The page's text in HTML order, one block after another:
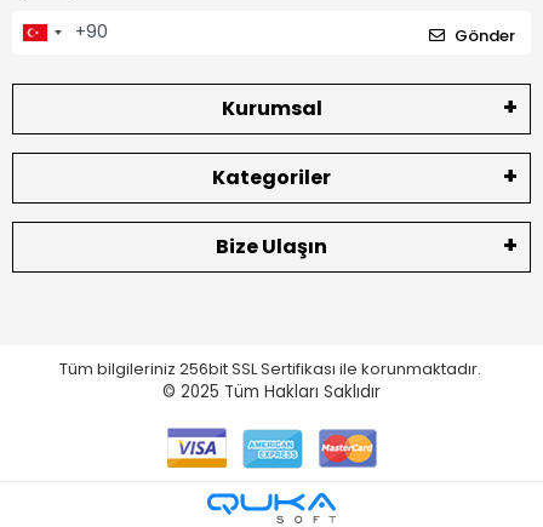
Gönder
Kurumsal
Kategoriler
Bize Ulaşın
Tüm bilgileriniz 256bit SSL Sertifikası ile korunmaktadır.
© 2025 Tüm Hakları Saklıdır